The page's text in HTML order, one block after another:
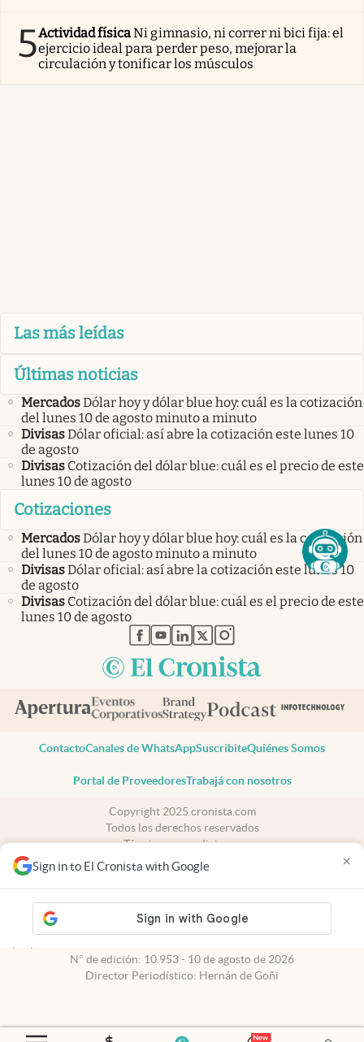
Sign in to El Cronista with Google ×
5Actividad físicaNi gimnasio, ni correr ni bici fija: el
ejercicio ideal para perder peso, mejorar la
circulación y tonificar los músculos
Las más leídas
Últimas noticias
MercadosDólar hoy y dólar blue hoy: cuál es la cotización
del lunes 10 de agosto minuto a minuto
DivisasDólar oficial: así abre la cotización este lunes 10
de agosto
Divisas Cotización del dólar blue: cuál es el precio de este
lunes 10 de agosto
Cotizaciones
MercadosDólar hoy y dólar blue hoy: cuál es la cotización
del lunes 10 de agosto minuto a minuto
DivisasDólar oficial: así abre la cotización este lunes 10
de agosto
Divisas Cotización del dólar blue: cuál es el precio de este
lunes 10 de agosto
abre en nueva pestaña
abre en nueva pestaña
abre en nueva pestaña
abre en nueva pestaña
abre en nueva pestaña
ContactoCanales de WhatsAppSuscribiteQuiénes Somos
Portal de ProveedoresTrabajá con nosotros
Copyright 2025 cronista.com
Todos los derechos reservados
Términos y condiciones
Privacidad
Consentimiento
cronista.com
es propiedad de El Cronista Comercial S.A Registro de
N° de edición: 10.953 - 10 de agosto de 2026
Director Periodístico: Hernán de Goñi